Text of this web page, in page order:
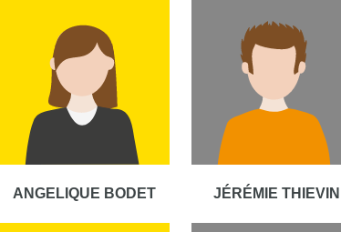
ANGELIQUE BODET JÉRÉMIE THIEVIN